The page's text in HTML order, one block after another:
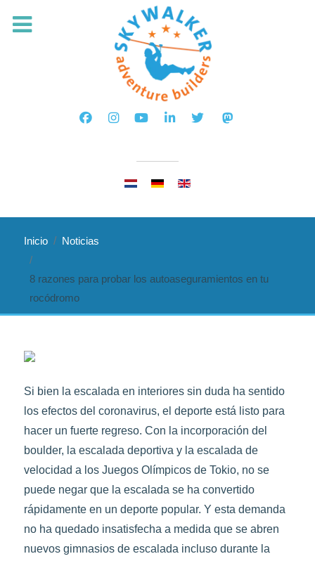
Inicio Noticias
8 razones para probar los autoaseguramientos en tu
rocódromo
Si bien la escalada en interiores sin duda ha sentido
los efectos del coronavirus, el deporte está listo para
hacer un fuerte regreso. Con la incorporación del
boulder, la escalada deportiva y la escalada de
velocidad a los Juegos Olímpicos de Tokio, no se
puede negar que la escalada se ha convertido
rápidamente en un deporte popular. Y esta demanda
no ha quedado insatisfecha a medida que se abren
nuevos gimnasios de escalada incluso durante la